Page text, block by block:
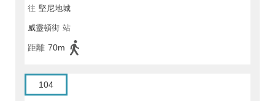
往 堅尼地城
威靈頓街 站
距離 70m
104